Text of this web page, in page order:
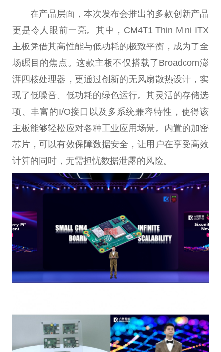
在产品层面，本次发布会推出的多款创新产品
更是令人眼前一亮。其中，CM4T1 Thin Mini ITX
主板凭借其高性能与低功耗的极致平衡，成为了全
场瞩目的焦点。这款主板不仅搭载了Broadcom澎
湃四核处理器，更通过创新的无风扇散热设计，实
现了低噪音、低功耗的绿色运行。其灵活的存储选
项、丰富的I/O接口以及多系统兼容特性，使得该
主板能够轻松应对各种工业应用场景。内置的加密
芯片，可以有效保障数据安全，让用户在享受高效
计算的同时，无需担忧数据泄露的风险。